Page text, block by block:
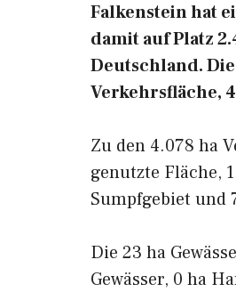
Falkenstein hat
damit auf Platz
Deutschland.
Verkehrsfläche,
Zu den 4.078 ha
genutzte Fläche,
Sumpfgebiet und
Die 23 ha
Gewässer, 0 ha